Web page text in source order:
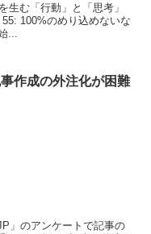
生む「行動」と「思考」
100%のめり込めないな
...
作成の外注化が困難
」のアンケートで記事の